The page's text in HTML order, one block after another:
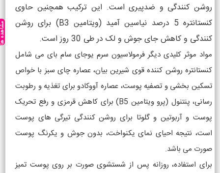
روشن کنندگی و ضدپیری است. این ترکیب همچنین حاوی
کنستانتره 5 درصد نیاسین آمید (ویتامین B3) برای روشن
کنندگی و کاهش جای جوش و لک در طی 30 روز است.
مواد موثر کلیدی دیگر فرمولاسیون سرم یوجای سام بای می شامل
کنستانتره روشن کننده قوی شیرین بیان، عصاره چای سبز با خواص
تسکین بخشی و تصفیه پوست، عصاره آووکادو برای تغذیه و رطوبت
رسانی، پنتنول (پرو ویتامین B5) برای کاهش قرمزی و رفع تحریک
پوست و آربوتین و گلوتا برای روشن کنندگی تیرگی های پوست
است، نتیجه احیای نمای یکنواخت، بدون جوش و یکرنگ پوست
صورت می باشد.
برای استفاده، روزانه پس از شستشوی صورت بر روی پوست تمیز